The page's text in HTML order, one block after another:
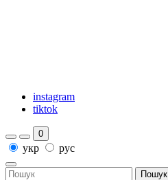
instagram
tiktok
0
укр рус
Пошук